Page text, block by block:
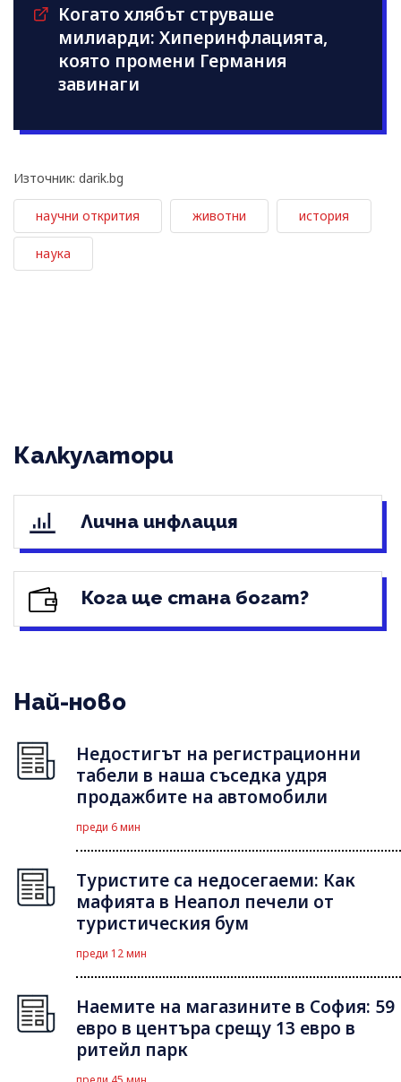
Когато хлябът струваше
милиарди: Хиперинфлацията,
която промени Германия
завинаги
Източник: darik.bg
научни открития животни история
наука
Калкулатори
Лична инфлация
Кога ще стана богат?
Най-ново
Недостигът на регистрационни
табели в наша съседка удря
продажбите на автомобили
преди 6 мин
Туристите са недосегаеми: Как
мафията в Неапол печели от
туристическия бум
преди 12 мин
Наемите на магазините в София: 59
евро в центъра срещу 13 евро в
ритейл парк